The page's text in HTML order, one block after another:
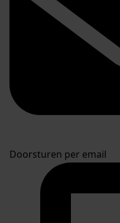
Doorsturen per email